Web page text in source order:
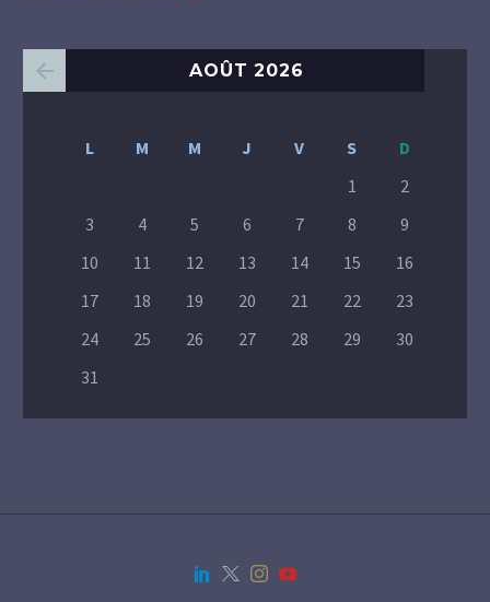
AOÛT 2026
L M M J V S
D
1
2
3
4 5 6 7 8
9
10
11 12 13 14 15
16
17
18 19 20 21 22
23
24
25 26 27 28 29
30
31